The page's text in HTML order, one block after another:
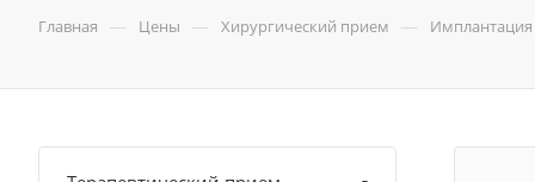
Главная — Цены — Хирургический прием — Имплантация